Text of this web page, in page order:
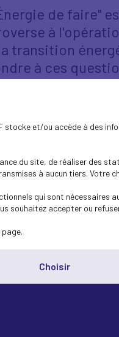
de faire"
à
transition
à ces
chefs
stocke et/ou accède à des
du site, de réaliser des
à aucun tiers.
qui sont
accepter ou
page.
Choisir